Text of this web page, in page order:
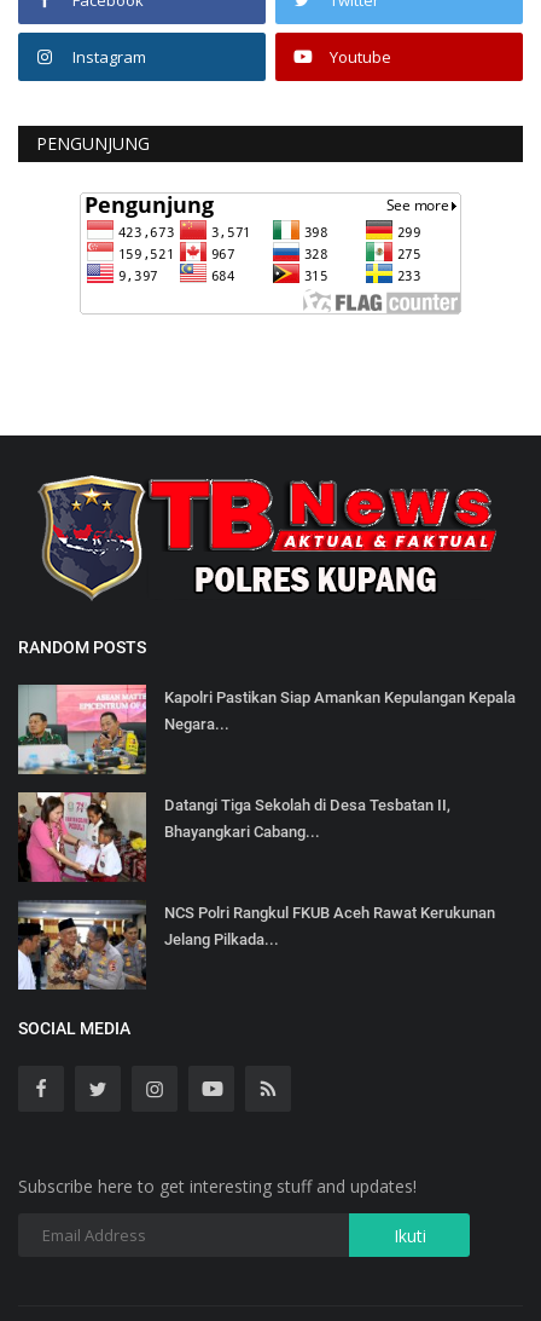
Instagram Youtube
PENGUNJUNG
RANDOM POSTS
Kapolri Pastikan Siap Amankan Kepulangan Kepala
Negara...
Datangi Tiga Sekolah di Desa Tesbatan II,
Bhayangkari Cabang...
NCS Polri Rangkul FKUB Aceh Rawat Kerukunan
Jelang Pilkada...
SOCIAL MEDIA
Subscribe here to get interesting stuff and updates!